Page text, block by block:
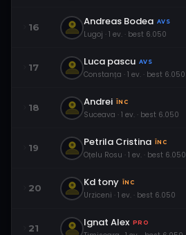
16 Andreas Bodea AVS
Lugoj · 1 ev. · best 6.050
17 Luca pascu AVS
Constanța · 1 ev. · best 6.050
18 Andrei ÎNC
Suceava · 1 ev. · best 6.050
19 Petrila Cristina ÎNC
Oțelu Rosu · 1 ev. · best 6.050
20 Kd tony ÎNC
Urziceni · 1 ev. · best 6.050
21 Ignat Alex PRO